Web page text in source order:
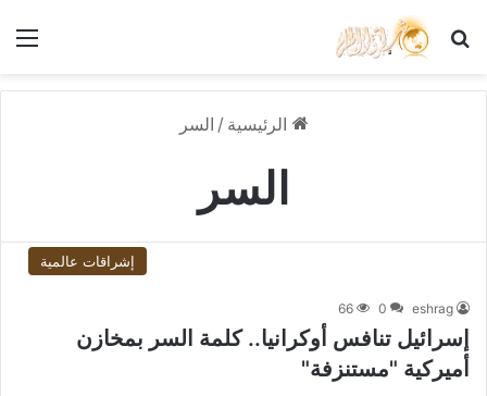
بحث عن
الرئيسية / السر
السر
إشراقات عالمية
eshrag
0
66
إسرائيل تنافس أوكرانيا.. كلمة السر بمخازن
أميركية "مستنزفة"